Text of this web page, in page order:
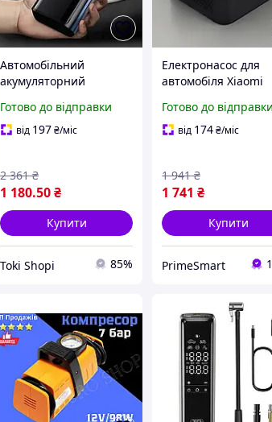
Автомобільний
акумуляторний
Потужний насос для
коліс автомобіля 6000
Готово до відправки
від 197₴/міс
1 180.50₴
2 361 ₴
Купити
Tokі Shopі 85%
Електронасос для
автомобіля Xiaomi
Compressor 2
компактний
Готово до відправки
від 174₴/міс
1 741 ₴
1 941 ₴
Купити
PrimeSmart